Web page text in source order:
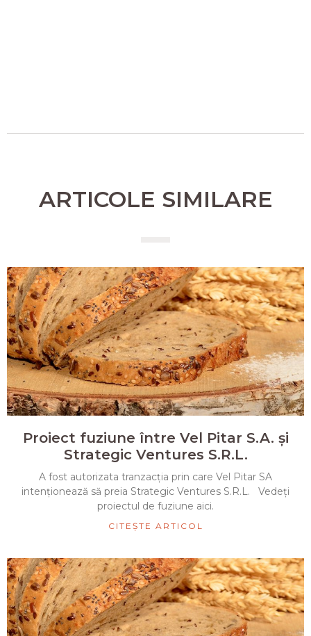
ARTICOLE SIMILARE
Proiect fuziune între Vel Pitar S.A. și
Strategic Ventures S.R.L.
A fost autorizata tranzacția prin care Vel Pitar SA
intenționează să preia Strategic Ventures S.R.L. Vedeți
proiectul de fuziune aici.
CITEȘTE ARTICOL